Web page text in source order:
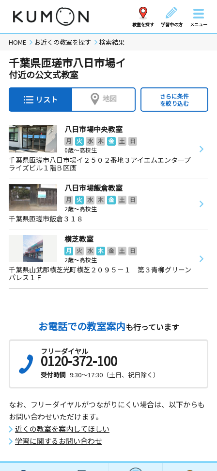
教室を探す 学習中の方 メニュー
HOME お近くの教室を探す 検索結果
千葉県匝瑳市八日市場イ
付近の公文式教室
リスト 地図
さらに条件
を絞り込む
八日市場中央教室
月 火 水 木 金 土
日
0歳～高校生
千葉県匝瑳市八日市場イ２５０２番地３アイエムエンタープ
ライズビル１階Ｂ区画
八日市場飯倉教室
月 火 水 木 金 土
日
2歳～高校生
千葉県匝瑳市飯倉３１８
横芝教室
月 火 水 木 金 土
日
2歳～高校生
千葉県山武郡横芝光町横芝２０９５－１ 第３青柳グリーン
パレス１Ｆ
お電話での教室案内も行っています
フリーダイヤル
0120-372-100
受付時間 9:30～17:30（土日、祝日除く）
なお、フリーダイヤルがつながりにくい場合は、以下からも
お問い合わせいただけます。
近くの教室を案内してほしい
学習に関するお問い合わせ